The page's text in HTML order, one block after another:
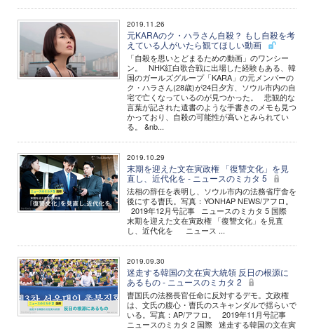
2019.11.26
元KARAのク・ハラさん自殺？ もし自殺を考
えている人がいたら観てほしい動画
「自殺を思いとどまるための動画」のワンシー
ン。 NHK紅白歌合戦に出場した経験もある、韓
国のガールズグループ「KARA」の元メンバーの
ク・ハラさん(28歳)が24日夕方、ソウル市内の自
宅で亡くなっているのが見つかった。 悲観的な
言葉が記された遺書のような手書きのメモも見つ
かっており、自殺の可能性が高いとみられてい
る。 &nb...
2019.10.29
末期を迎えた文在寅政権 「復讐文化」を見
直し、近代化を - ニュースのミカタ 5
法相の辞任を表明し、ソウル市内の法務省庁舎を
後にする曺氏。写真：YONHAP NEWS/アフロ。
2019年12月号記事 ニュースのミカタ 5 国際
末期を迎えた文在寅政権 「復讐文化」を見直
し、近代化を ニュース ...
2019.09.30
迷走する韓国の文在寅大統領 反日の根源に
あるもの - ニュースのミカタ 2
曺国氏の法務長官任命に反対するデモ。文政権
は、文氏の腹心・曺氏のスキャンダルで揺らいで
いる。写真：AP/アフロ。 2019年11月号記事
ニュースのミカタ 2 国際 迷走する韓国の文在寅